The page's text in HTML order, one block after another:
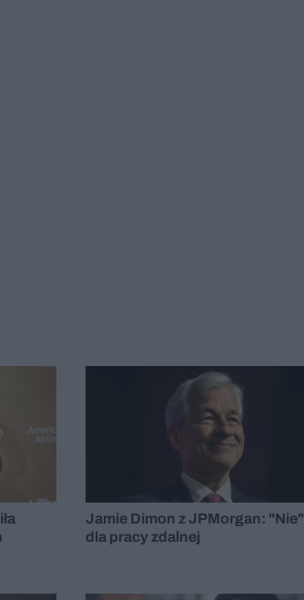
Jamie Dimon z JPMorgan: "Nie"
dla pracy zdalnej